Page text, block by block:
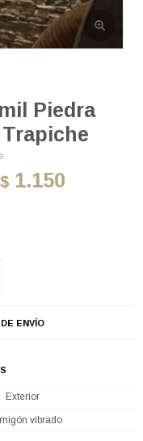
Piedra
$ 1.150
ENVÍO
Exterior
vibrado